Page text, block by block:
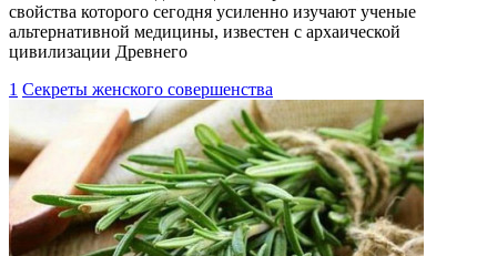
свойства которого сегодня усиленно изучают ученые
альтернативной медицины, известен с архаической
цивилизации Древнего
1 Секреты женского совершенства